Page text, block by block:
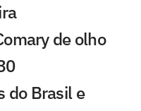
de olho
do Brasil e